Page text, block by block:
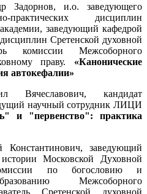
Задорнов, и.о. заведующего
практических дисциплин
заведующий кафедрой
Сретенской духовной
комиссии Межсоборного
праву. «Канонические
автокефалии»
Вячеславович, кандидат
научный сотрудник ЛИЦИ
и "первенство": практика
Константинович, заведующий
Московской Духовной
по богословию и
Межсоборного
Сретенской духовной